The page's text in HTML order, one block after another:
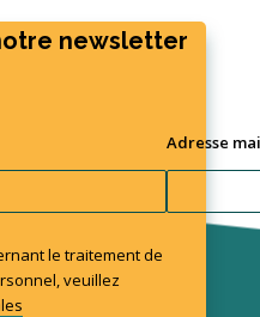
newsletter
Adresse
le traitement de
veuillez